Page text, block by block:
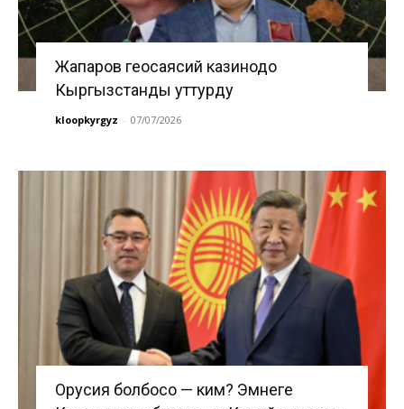
Жапаров геосаясий казинодо
Кыргызстанды уттурду
kloopkyrgyz - 07/07/2026
Орусия болбосо — ким? Эмнеге